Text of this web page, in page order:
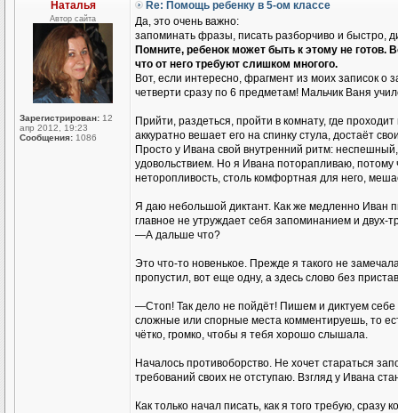
Наталья
Автор сайта
Зарегистрирован: 12
апр 2012, 19:23
Сообщения: 1086
Re: Помощь ребенку в 5-ом классе
Да, это очень важно:
запоминать фразы, писать разборчиво и быстро,
Помните, ребенок может быть к этому не готов.
что от него требуют слишком многого.
Вот, если интересно, фрагмент из моих записок о
четверти сразу по 6 предметам! Мальчик Ваня
Прийти, раздеться, пройти в комнату, где
аккуратно вешает его на спинку стула, достаёт
Просто у Ивана свой внутренний ритм:
удовольствием. Но я Ивана поторапливаю, потому
неторопливость, столь комфортная для него,
Я даю небольшой диктант. Как же медленно Иван
главное не утруждает себя запоминанием и двух-
—А дальше что?
Это что-то новенькое. Прежде я такого не
пропустил, вот еще одну, а здесь слово без
—Стоп! Так дело не пойдёт! Пишем и диктуем
сложные или спорные места комментируешь, то
чётко, громко, чтобы я тебя хорошо слышала.
Началось противоборство. Не хочет стараться
требований своих не отступаю. Взгляд у Ивана
Как только начал писать, как я того требую,